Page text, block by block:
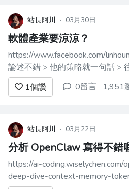
站長阿川 · 03月30日
軟體產業要涼涼？
https://www.facebook.com/
論述不錯 > 他的策略就一句
1個讚 0留言 1,951
站長阿川 · 03月22日
分析 OpenClaw 寫得不錯
https://ai-coding.wiselychen.com/
deep-dive-context-memory-token-crusher/